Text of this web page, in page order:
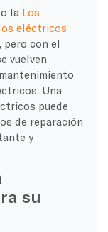
la Los
eléctricos
pero con el
vuelven
Una
puede
de reparación
y
su